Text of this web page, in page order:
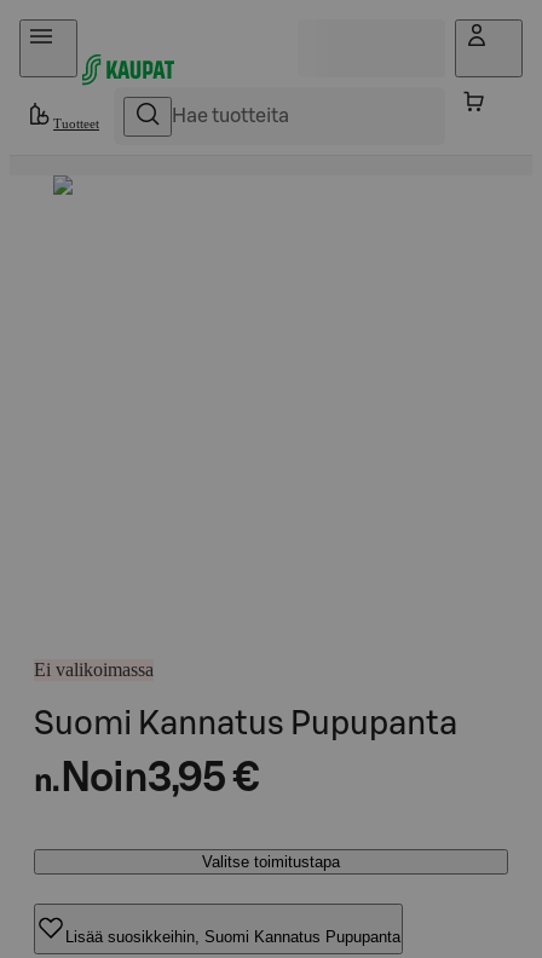
Hyppää sisältöön
Tuotteet
Ei valikoimassa
Suomi Kannatus Pupupanta
n. Noin3,95 €
Valitse toimitustapa
Lisää suosikkeihin, Suomi Kannatus Pupupanta